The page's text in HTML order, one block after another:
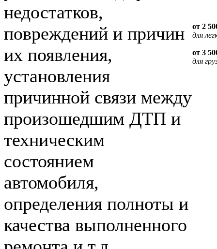
недостатков,
повреждений и причин
их появления,
установления
причинной связи между
произошедшим ДТП и
техническим
состоянием
автомобиля,
определения полноты и
качества выполненного
от 2
для
от 3
для